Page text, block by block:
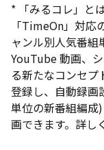
* 「みるコレ」と
「TimeOn」対応
ャンル別人気番組
YouTube 動画、
る新たなコンセプ
登録し、自動録画
単位の新番組編成
画できます。詳し